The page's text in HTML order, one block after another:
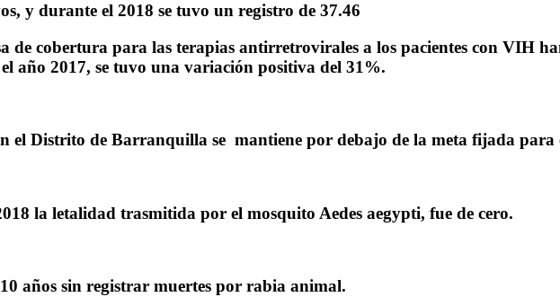
y durante el 2018 se tuvo un registro de 37.46
cobertura para las terapias antirretrovirales a los pacientes con VIH
año 2017, se tuvo una variación positiva del 31%.
Distrito de Barranquilla se mantiene por debajo de la meta fijada para
la letalidad trasmitida por el mosquito Aedes aegypti, fue de cero.
años sin registrar muertes por rabia animal.